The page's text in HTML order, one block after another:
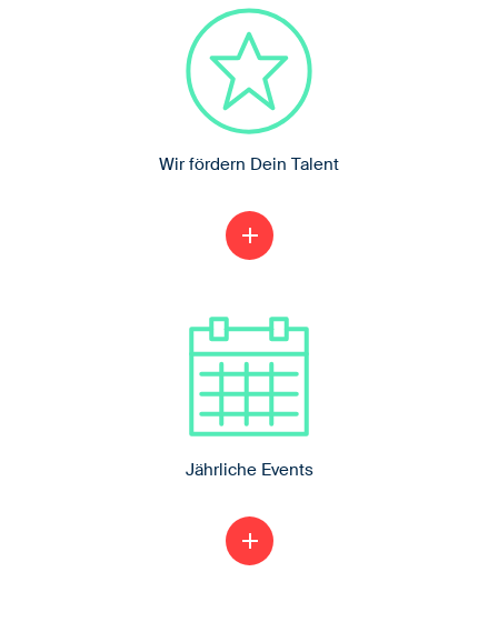
Wir fördern Dein Talent
Zum Beispiel mit überbetrieblichen
Lehrgängen
add
Jährliche Events
Ausflüge zu Fachmessen, großes
Sommerfest, Weihnachtsfeier, Azubi-
add